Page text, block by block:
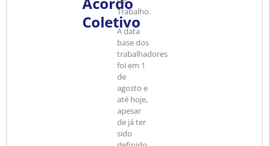
Coletivo
Trabalho.
A data
base dos
trabalhadores
foi em 1
de
agosto e
até hoje,
apesar
de já ter
sido